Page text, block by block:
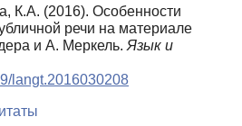
К.А. (2016). Особенности
речи на материале
и А. Меркель. Язык и
langt.2016030208